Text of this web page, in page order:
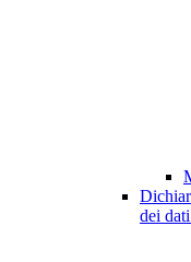
dei dati